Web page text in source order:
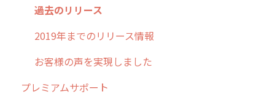
過去のリリース
2019年までのリリース情報
お客様の声を実現しました
プレミアムサポート